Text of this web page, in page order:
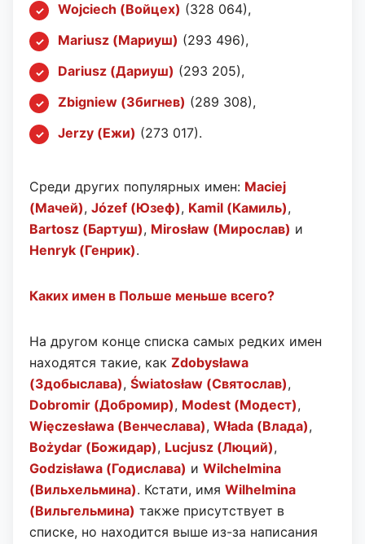
Wojciech (Войцех) (328 064),
Mariusz (Мариуш) (293 496),
Dariusz (Дариуш) (293 205),
Zbigniew (Збигнев) (289 308),
Jerzy (Ежи) (273 017).
Среди других популярных имен: Maciej
(Мачей), Józef (Юзеф), Kamil (Камиль),
Bartosz (Бартуш), Mirosław (Мирослав) и
Henryk (Генрик).
Каких имен в Польше меньше всего?
На другом конце списка самых редких имен
находятся такие, как Zdobysława
(Здобыслава), Światosław (Святослав),
Dobromir (Добромир), Modest (Модест),
Więczesława (Венчеслава), Włada (Влада),
Bożydar (Божидар), Lucjusz (Люций),
Godzisława (Годислава) и Wilchelmina
(Вильхельмина). Кстати, имя Wilhelmina
(Вильгельмина) также присутствует в
списке, но находится выше из-за написания